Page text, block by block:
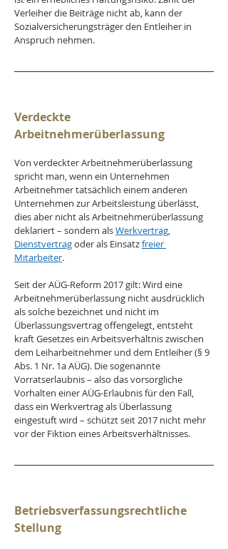
Verleiher die Beiträge nicht ab, kann der
Sozialversicherungsträger den Entleiher in
Anspruch nehmen.
Verdeckte
Arbeitnehmerüberlassung
Von verdeckter Arbeitnehmerüberlassung
spricht man, wenn ein Unternehmen
Arbeitnehmer tatsächlich einem anderen
Unternehmen zur Arbeitsleistung überlässt,
dies aber nicht als Arbeitnehmerüberlassung
deklariert – sondern als Werkvertrag,
Dienstvertrag oder als Einsatz freier
Mitarbeiter.
Seit der AÜG-Reform 2017 gilt: Wird eine
Arbeitnehmerüberlassung nicht ausdrücklich
als solche bezeichnet und nicht im
Überlassungsvertrag offengelegt, entsteht
kraft Gesetzes ein Arbeitsverhältnis zwischen
dem Leiharbeitnehmer und dem Entleiher (§ 9
Abs. 1 Nr. 1a AÜG). Die sogenannte
Vorratserlaubnis – also das vorsorgliche
Vorhalten einer AÜG-Erlaubnis für den Fall,
dass ein Werkvertrag als Überlassung
eingestuft wird – schützt seit 2017 nicht mehr
vor der Fiktion eines Arbeitsverhältnisses.
Betriebsverfassungsrechtliche
Stellung